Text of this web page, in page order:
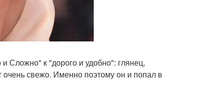
Сложно" к "дорого и удобно": глянец,
очень свежо. Именно поэтому он и попал в